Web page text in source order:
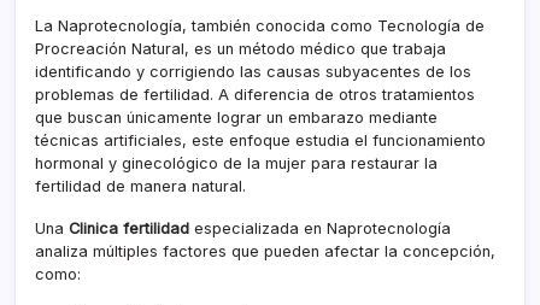
La Naprotecnología, también conocida como Tecnología de
Procreación Natural, es un método médico que trabaja
identificando y corrigiendo las causas subyacentes de los
problemas de fertilidad. A diferencia de otros tratamientos
que buscan únicamente lograr un embarazo mediante
técnicas artificiales, este enfoque estudia el funcionamiento
hormonal y ginecológico de la mujer para restaurar la
fertilidad de manera natural.
Una Clinica fertilidad especializada en Naprotecnología
analiza múltiples factores que pueden afectar la concepción,
como: